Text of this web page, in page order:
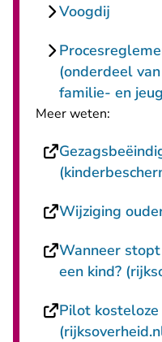
Voogdij
(onderdeel
familie- en
Meer weten:
Wijziging
Wanneer
een kind?
Pilot